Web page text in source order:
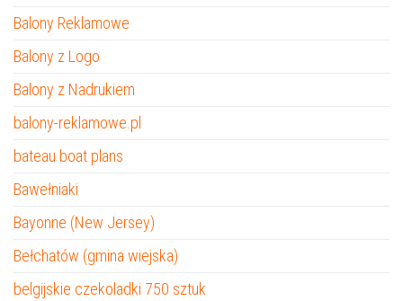
Balony Reklamowe
Balony z Logo
Balony z Nadrukiem
balony-reklamowe.pl
bateau boat plans
Bawełniaki
Bayonne (New Jersey)
Bełchatów (gmina wiejska)
belgijskie czekoladki 750 sztuk